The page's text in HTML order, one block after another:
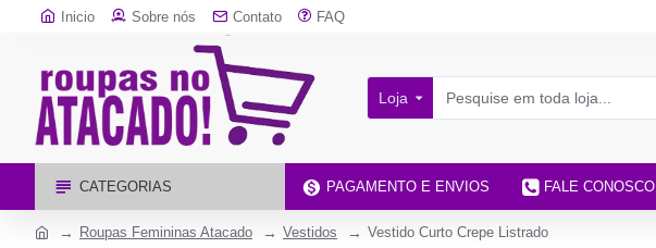
Inicio Sobre nós Contato FAQ
Loja
CATEGORIAS PAGAMENTO E ENVIOS FALE CONOSCO
Roupas Femininas Atacado Vestidos Vestido Curto Crepe Listrado